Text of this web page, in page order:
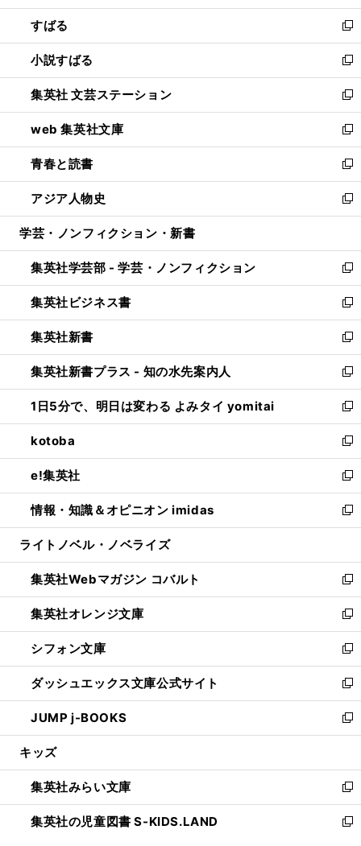
開
く
ウ
で
開
く
ン
ド
ウ
で
開
く
すばる
新
し
い
ウ
ィ
ン
ド
ウ
で
開
く
小説すばる
新
し
い
ウ
ィ
ン
ド
ウ
で
開
集英社 文芸ステーション
新
し
い
ウ
ィ
ン
ド
ウ
開
く
web 集英社文庫
新
し
い
ウ
ィ
ン
ウ
で
開
く
青春と読書
新
し
い
ウ
ン
ド
ウ
で
開
く
アジア人物史
新
し
ウ
ィ
ン
ド
ウ
で
開
く
学芸・ノンフィクション・新書
集英社学芸部 - 学芸・ノンフィクション
新
し
い
ウ
ィ
ン
ド
ウ
で
開
く
集英社ビジネス書
新
し
い
ウ
ィ
ン
ド
ウ
で
開
く
集英社新書
新
し
い
ウ
ィ
ン
ド
ウ
で
開
く
集英社新書プラス - 知の水先案内人
新
し
い
ウ
ィ
ン
ド
ウ
で
開
1日5分で、明日は変わる よみタイ yomitai
新
し
い
ウ
ィ
ン
ド
ウ
開
く
kotoba
新
し
い
ウ
ィ
ン
ウ
で
開
く
e!集英社
新
し
い
ウ
ン
ド
ウ
で
開
く
情報・知識＆オピニオン imidas
新
し
ウ
ィ
ン
ド
ウ
で
開
く
ライトノベル・ノベライズ
集英社Webマガジン コバルト
新
し
い
ウ
ィ
ン
ド
ウ
で
開
集英社オレンジ文庫
新
し
い
ウ
ィ
ン
ド
ウ
開
く
シフォン文庫
新
し
い
ウ
ィ
ン
ウ
で
開
く
ダッシュエックス文庫公式サイト
新
し
い
ウ
ン
ド
ウ
で
JUMP j-BOOKS
新
し
ウ
ィ
ン
ド
キッズ
集英社みらい文庫
新
し
い
集英社の児童図書 S-KIDS.LAND
新